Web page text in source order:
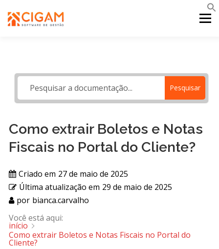
para
Menu
PORTAL WEB MOBILE SUPORTE Pesquisar
Como extrair Boletos e Notas
Fiscais no Portal do Cliente?
Criado em 27 de maio de 2025
Última atualização em 29 de maio de 2025
por bianca.carvalho
Você está aqui:
início
Como extrair Boletos e Notas Fiscais no Portal do
Cliente?